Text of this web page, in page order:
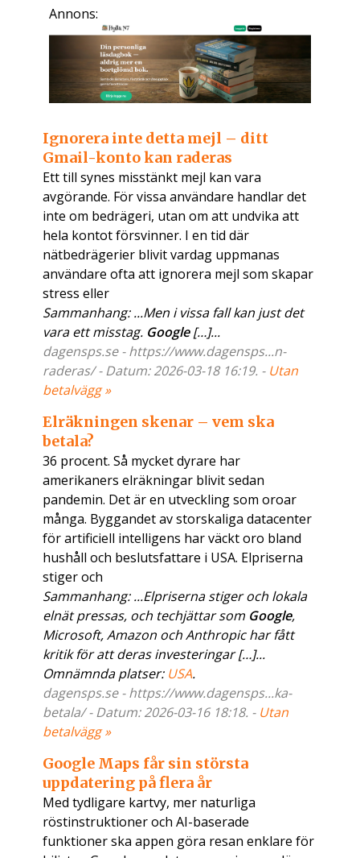
Annons:
Ignorera inte detta mejl – ditt
Gmail-konto kan raderas
Ett till synes misstänkt mejl kan vara
avgörande. För vissa användare handlar det
inte om bedrägeri, utan om att undvika att
hela kontot försvinner. I en tid där
nätbedrägerier blivit vardag uppmanas
användare ofta att ignorera mejl som skapar
stress eller
Sammanhang: ...Men i vissa fall kan just det
vara ett misstag. Google[…]...
dagensps.se - https://www.dagensps...n-
raderas/ - Datum: 2026-03-18 16:19. - Utan
betalvägg »
Elräkningen skenar – vem ska
betala?
36 procent. Så mycket dyrare har
amerikaners elräkningar blivit sedan
pandemin. Det är en utveckling som oroar
många. Byggandet av storskaliga datacenter
för artificiell intelligens har väckt oro bland
hushåll och beslutsfattare i USA. Elpriserna
stiger och
Sammanhang: ...Elpriserna stiger och lokala
elnät pressas, och techjättar som Google,
Microsoft, Amazon och Anthropic har fått
kritik för att deras investeringar […]...
Omnämnda platser: USA.
dagensps.se - https://www.dagensps...ka-
betala/ - Datum: 2026-03-16 18:18. - Utan
betalvägg »
Google Maps får sin största
uppdatering på flera år
Med tydligare kartvy, mer naturliga
röstinstruktioner och AI-baserade
funktioner ska appen göra resan enklare för